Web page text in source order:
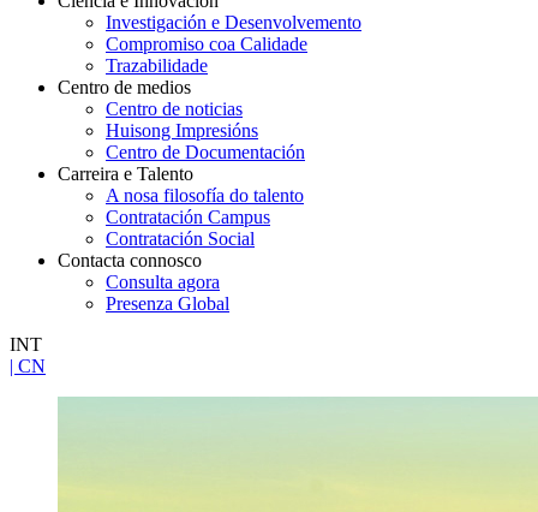
Investigación e Desenvolvemento
Compromiso coa Calidade
Trazabilidade
Centro de medios
Centro de noticias
Huisong Impresións
Centro de Documentación
Carreira e Talento
A nosa filosofía do talento
Contratación Campus
Contratación Social
Contacta connosco
Consulta agora
Presenza Global
INT
| CN